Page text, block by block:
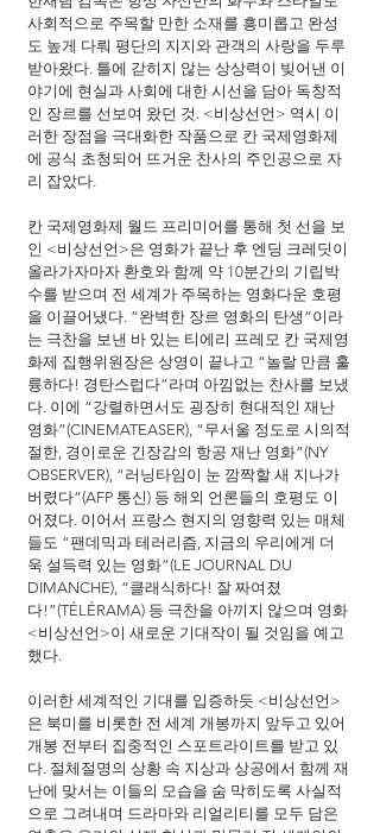
사회적으로 주목할 만한 소재를 흥미롭고 완성
도 높게 다뤄 평단의 지지와 관객의 사랑을 두루
받아왔다. 틀에 갇히지 않는 상상력이 빚어낸 이
야기에 현실과 사회에 대한 시선을 담아 독창적
인 장르를 선보여 왔던 것. <비상선언> 역시 이
러한 장점을 극대화한 작품으로 칸 국제영화제
에 공식 초청되어 뜨거운 찬사의 주인공으로 자
리 잡았다.
칸 국제영화제 월드 프리미어를 통해 첫 선을 보
인 <비상선언>은 영화가 끝난 후 엔딩 크레딧이
올라가자마자 환호와 함께 약 10분간의 기립박
수를 받으며 전 세계가 주목하는 영화다운 호평
을 이끌어냈다. “완벽한 장르 영화의 탄생“이라
는 극찬을 보낸 바 있는 티에리 프레모 칸 국제영
화제 집행위원장은 상영이 끝나고 “놀랄 만큼 훌
륭하다! 경탄스럽다”라며 아낌없는 찬사를 보냈
다. 이에 “강렬하면서도 굉장히 현대적인 재난
영화”(CINEMATEASER), “무서울 정도로 시의적
절한, 경이로운 긴장감의 항공 재난 영화”(NY
OBSERVER), “러닝타임이 눈 깜짝할 새 지나가
버렸다“(AFP 통신) 등 해외 언론들의 호평도 이
어졌다. 이어서 프랑스 현지의 영향력 있는 매체
들도 “팬데믹과 테러리즘, 지금의 우리에게 더
욱 설득력 있는 영화”(LE JOURNAL DU
DIMANCHE), “클래식하다! 잘 짜여졌
다!”(TÉLÉRAMA) 등 극찬을 아끼지 않으며 영화
<비상선언>이 새로운 기대작이 될 것임을 예고
했다.
이러한 세계적인 기대를 입증하듯 <비상선언>
은 북미를 비롯한 전 세계 개봉까지 앞두고 있어
개봉 전부터 집중적인 스포트라이트를 받고 있
다. 절체절명의 상황 속 지상과 상공에서 함께 재
난에 맞서는 이들의 모습을 숨 막히도록 사실적
으로 그려내며 드라마와 리얼리티를 모두 담은